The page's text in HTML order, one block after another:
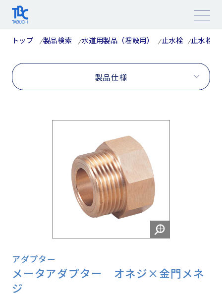
トップ 製品検索 水道用製品（埋設用） 止水栓 止水栓部
製品仕様
アダプター
メータアダプター オネジ×金門メネ
ジ